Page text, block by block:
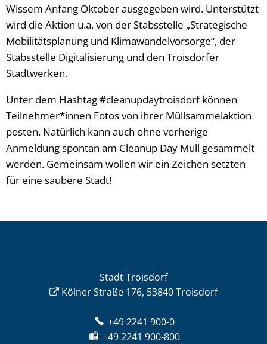
Wissem Anfang Oktober ausgegeben wird. Unterstützt
wird die Aktion u.a. von der Stabsstelle „Strategische
Mobilitätsplanung und Klimawandelvorsorge“, der
Stabsstelle Digitalisierung und den Troisdorfer
Stadtwerken.
Unter dem Hashtag #cleanupdaytroisdorf können
Teilnehmer*innen Fotos von ihrer Müllsammelaktion
posten. Natürlich kann auch ohne vorherige
Anmeldung spontan am Cleanup Day Müll gesammelt
werden. Gemeinsam wollen wir ein Zeichen setzten
für eine saubere Stadt!
Stadt Troisdorf
Kölner Straße 176, 53840 Troisdorf
+49 2241 900-0
+49 2241 900-800